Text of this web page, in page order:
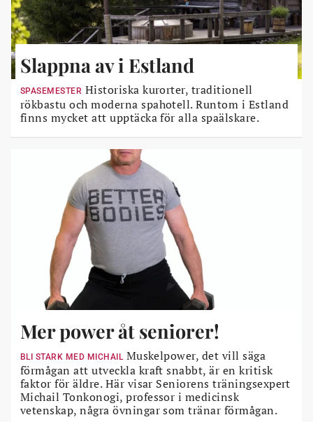
Slappna av i Estland
SPASEMESTER Historiska kurorter, traditionell
rökbastu och moderna spahotell. Runtom i Estland
finns mycket att upptäcka för alla spaälskare.
Mer power åt seniorer!
BLI STARK MED MICHAILMuskelpower, det vill säga
förmågan att utveckla kraft snabbt, är en kritisk
faktor för äldre. Här visar Seniorens träningsexpert
Michail Tonkonogi, professor i medicinsk
vetenskap, några övningar som tränar förmågan.